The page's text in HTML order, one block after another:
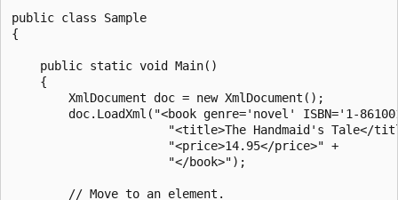
public class Sample
{
    public static void Main()
    {
        XmlDocument doc = new XmlDocument();
doc.LoadXml("<book genre='novel' ISBN='1-
"<title>The Handmaid's Tale</
                      "<price>14.95</price>" +
                      "</book>");
        // Move to an element.